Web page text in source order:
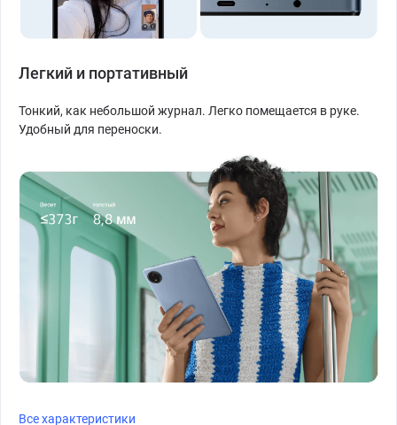
Легкий и портативный
Тонкий, как небольшой журнал. Легко помещается в руке.
Удобный для переноски.
Все характеристики